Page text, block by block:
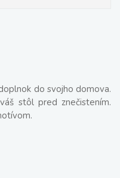
do svojho domova.
stôl pred znečistením.